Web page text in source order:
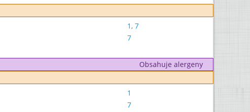
1, 7
7
Obsahuje alergeny
1
7